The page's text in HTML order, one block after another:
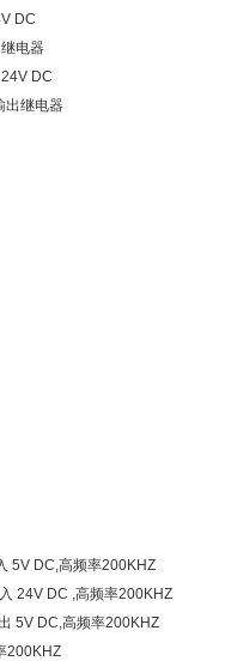
DC
电器
DC
出继电器
5V DC,高频率200KHZ
24V DC ,高频率200KHZ
5V DC,高频率200KHZ
200KHZ